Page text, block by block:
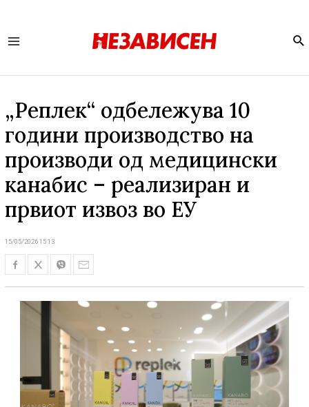
„Реплек“ одбележува 10
години производство на
производи од медицински
канабис – реализиран и
првиот извоз во ЕУ
15/05/2026 15:13